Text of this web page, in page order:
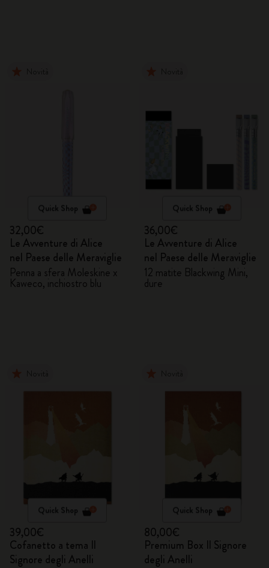
Quick Shop
32,00€
Le Avventure di Alice
nel Paese delle Meraviglie
Penna a sfera Moleskine x
Kaweco, inchiostro blu
Quick Shop
36,00€
Le Avventure di Alice
nel Paese delle Meraviglie
12 matite Blackwing Mini,
dure
Quick Shop
39,00€
Cofanetto a tema Il
Signore degli Anelli
Quick Shop
80,00€
Premium Box Il Signore
degli Anelli